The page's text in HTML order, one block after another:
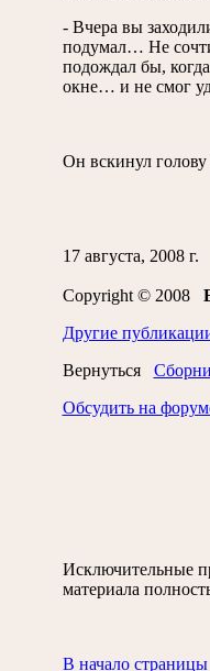
- Вчера вы
подумал… Не
подождал бы,
окне… и не смог
Он вскинул
17 августа, 2008 г.
Copyright © 2008
Другие
Вернуться
Обсудить на
Исключительные
материала
В начало страницы